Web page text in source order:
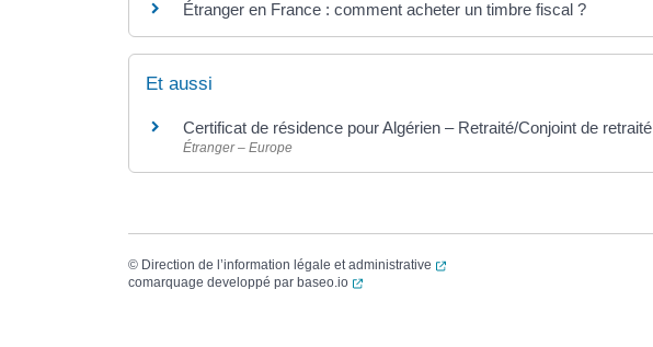
Étranger en France : comment acheter un timbre fiscal ?
Et aussi
Certificat de résidence pour Algérien – Retraité/Conjoint de retraité
Étranger – Europe
© Direction de l’information légale et administrative
(ouverture dans un nouvel onglet)
comarquage developpé par baseo.io (ouverture dans un nouvel onglet)